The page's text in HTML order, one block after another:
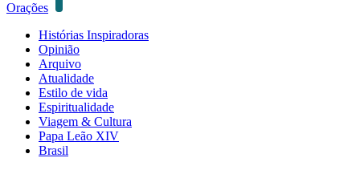
Orações
Histórias Inspiradoras
Opinião
Arquivo
Atualidade
Estilo de vida
Espiritualidade
Viagem & Cultura
Papa Leão XIV
Brasil